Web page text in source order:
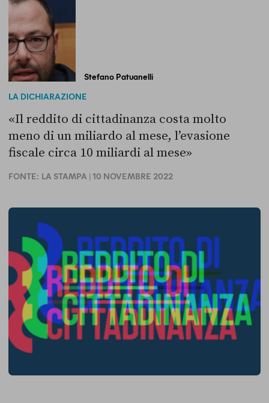
Stefano Patuanelli
LA DICHIARAZIONE
«Il reddito di cittadinanza costa molto
meno di un miliardo al mese, l’evasione
fiscale circa 10 miliardi al mese»
FONTE: LA STAMPA | 10 NOVEMBRE 2022